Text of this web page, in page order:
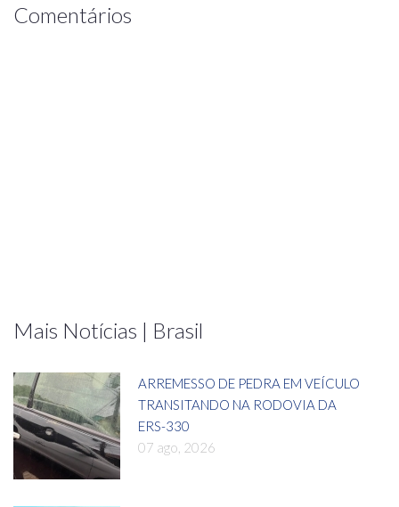
Comentários
Mais Notícias | Brasil
ARREMESSO DE PEDRA EM VEÍCULO
TRANSITANDO NA RODOVIA DA
ERS-330
07 ago, 2026